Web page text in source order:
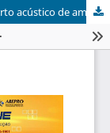
Um panorama dos níveis de ruído para conforto acústico de ambientes de ensino com vdt em áreas das regiões brasileiras